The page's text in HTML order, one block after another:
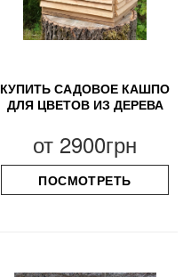
КУПИТЬ САДОВОЕ КАШПО
ДЛЯ ЦВЕТОВ ИЗ ДЕРЕВА
от 2900грн
ПОСМОТРЕТЬ